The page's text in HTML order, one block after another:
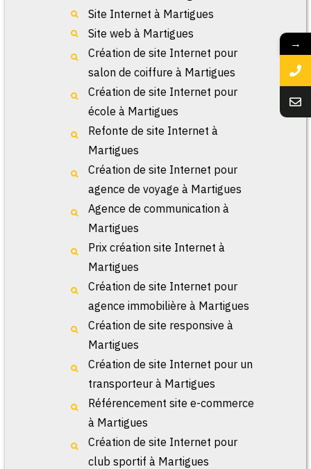
Site Internet à Martigues
Site web à Martigues
Création de site Internet pour
salon de coiffure à Martigues
Création de site Internet pour
école à Martigues
Refonte de site Internet à
Martigues
Création de site Internet pour
agence de voyage à Martigues
Agence de communication à
Martigues
Prix création site Internet à
Martigues
Création de site Internet pour
agence immobilière à Martigues
Création de site responsive à
Martigues
Création de site Internet pour un
transporteur à Martigues
Référencement site e-commerce
à Martigues
Création de site Internet pour
club sportif à Martigues
→